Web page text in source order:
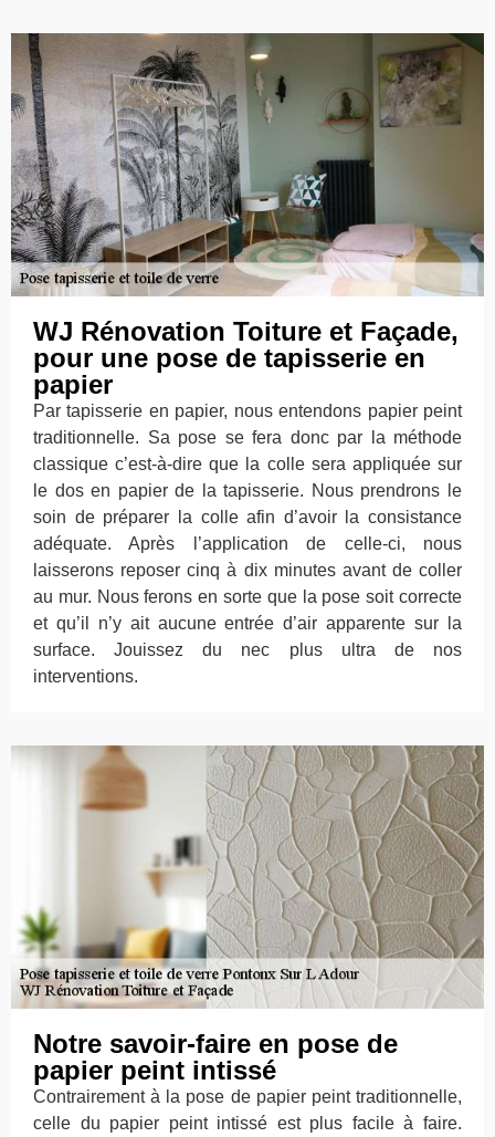
WJ Rénovation Toiture et Façade,
pour une pose de tapisserie en
papier
Par tapisserie en papier, nous entendons papier peint
traditionnelle. Sa pose se fera donc par la méthode
classique c’est-à-dire que la colle sera appliquée sur
le dos en papier de la tapisserie. Nous prendrons le
soin de préparer la colle afin d’avoir la consistance
adéquate. Après l’application de celle-ci, nous
laisserons reposer cinq à dix minutes avant de coller
au mur. Nous ferons en sorte que la pose soit correcte
et qu’il n’y ait aucune entrée d’air apparente sur la
surface. Jouissez du nec plus ultra de nos
interventions.
Notre savoir-faire en pose de
papier peint intissé
Contrairement à la pose de papier peint traditionnelle,
celle du papier peint intissé est plus facile à faire.